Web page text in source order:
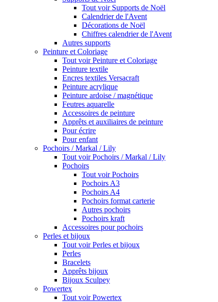
Tout voir Supports de Noël
Calendrier de l'Avent
Décorations de Noël
Chiffres calendrier de l'Avent
Autres supports
Peinture et Coloriage
Tout voir Peinture et Coloriage
Peinture textile
Encres textiles Versacraft
Peinture acrylique
Peinture ardoise / magnétique
Feutres aquarelle
Accessoires de peinture
Apprêts et auxiliaires de peinture
Pour écrire
Pour enfant
Pochoirs / Markal / Lily
Tout voir Pochoirs / Markal / Lily
Pochoirs
Tout voir Pochoirs
Pochoirs A3
Pochoirs A4
Pochoirs format carterie
Autres pochoirs
Pochoirs kraft
Accessoires pour pochoirs
Perles et bijoux
Tout voir Perles et bijoux
Perles
Bracelets
Apprêts bijoux
Bijoux Sculpey
Powertex
Tout voir Powertex